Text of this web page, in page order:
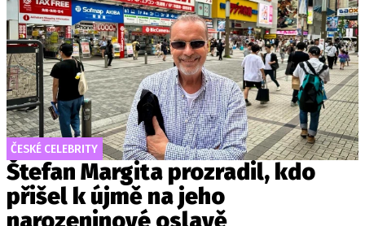
ČESKÉ CELEBRITY
Štefan Margita prozradil, kdo
přišel k újmě na jeho
narozeninové oslavě